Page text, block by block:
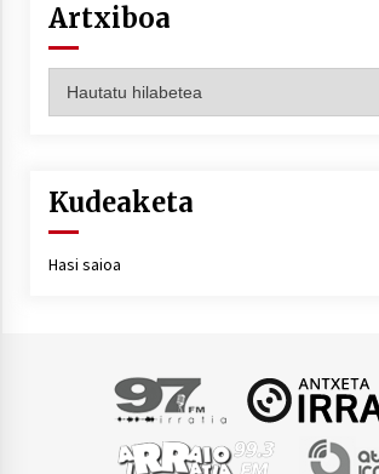
EHZtik
Arrosaren laburpen
Telebistaren eskutik
2021/06/30
Artxiboa
Kudeaketa
Hasi saioa